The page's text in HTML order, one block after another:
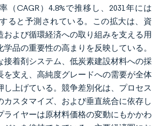
（CAGR）4.8%で推移し、2031年には
ると予測されている。この拡大は、資
および循環経済への取り組みを支える用
品の重要性の高まりを反映している。
接着剤システム、低炭素建設材料への採
を支え、高純度グレードへの需要が全体
し上げている。競争差別化は、プロセス
カスタマイズ、および垂直統合に依存し
ライヤーは原材料価格の変動にもかかわ